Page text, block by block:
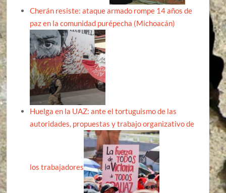
Cherán resiste: ataque armado rompe 14 años de
paz en la comunidad purépecha (Michoacán)
Huelga en la UAZ: ante el tortuguismo de las
autoridades, propuestas y trabajo organizativo de
los trabajadores